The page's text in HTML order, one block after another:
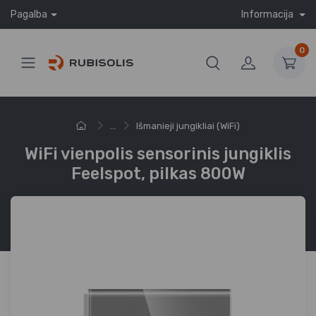
Pagalba Informacija
0
... Išmanieji jungikliai (WiFi)
WiFi vienpolis sensorinis jungiklis
Feelspot, pilkas 800W